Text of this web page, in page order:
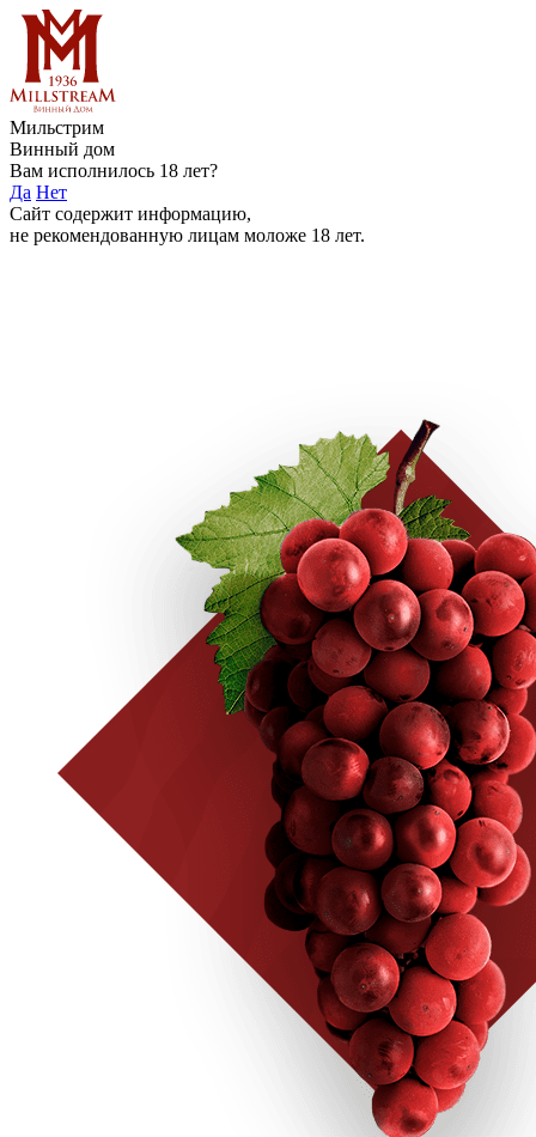
Мильстрим
Винный дом
Вам исполнилось 18 лет?
Да Нет
Сайт содержит информацию,
не рекомендованную лицам моложе 18 лет.